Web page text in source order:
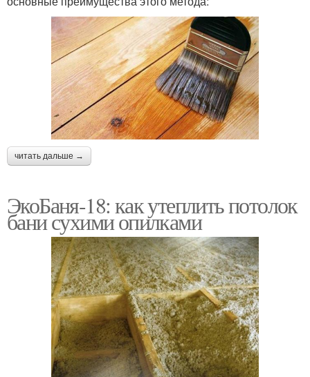
читать дальше →
ЭкоБаня-18: как утеплить потолок
бани сухими опилками